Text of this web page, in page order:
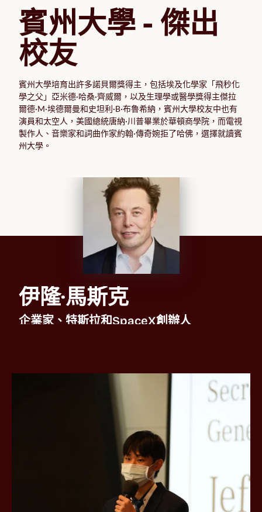
賓州大學 - 傑出
校友
賓州大學培育出許多諾貝爾獎得主，包括埃及化學家「飛秒化
學之父」亞米德·哈桑·齊威爾，以及生理學或醫學獎得主傑拉
爾德·M·埃德爾曼和史坦利·B·布魯希納，賓州大學校友中也有
演員和太空人，美國總統唐納·川普畢業於華頓商學院，而電視
製作人、音樂家和詞曲作家約翰·傳奇婉拒了哈佛，選擇就讀賓
州大學。
伊隆·馬斯克
企業家、特斯拉和SpaceX創辦人
名事跡包括共同創辦PayPal、成立發射載具和太空船製造公司
SpaceX，以及擔任電動汽車公司特斯拉的CEO。